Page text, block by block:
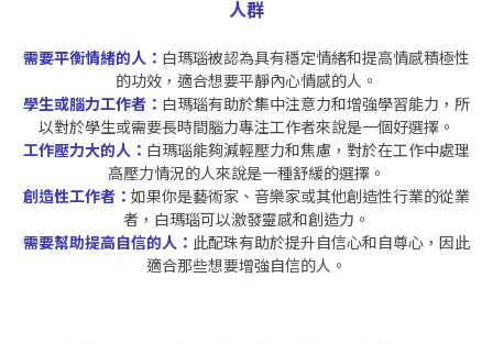
人群
需要平衡情緒的人： 白瑪瑙被認為具有穩定情緒和提高情感積極性
的功效，適合想要平靜內心情感的人。
學生或腦力工作者： 白瑪瑙有助於集中注意力和增強學習能力，所
以對於學生或需要長時間腦力專注工作者來說是一個好選擇。
工作壓力大的人： 白瑪瑙能夠減輕壓力和焦慮，對於在工作中處理
高壓力情況的人來說是一種舒緩的選擇。
創造性工作者： 如果你是藝術家、音樂家或其他創造性行業的從業
者，白瑪瑙可以激發靈感和創造力。
需要幫助提高自信的人： 此配珠有助於提升自信心和自尊心，因此
適合那些想要增強自信的人。